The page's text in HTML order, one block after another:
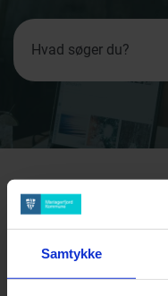
Samtykke